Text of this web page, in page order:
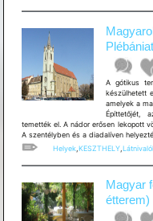
A gótikus
készülhetett
amelyek a
Építtetőjét,
temették el. A nádor erősen lekopott
A szentélyben és a diadalíven
Helyek, KESZTHELY,
Magyar
étterem)